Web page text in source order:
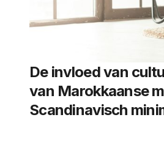
De invloed van
van Marokkaanse
Scandinavisch